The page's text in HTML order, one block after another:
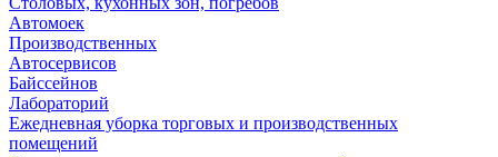
Автомоек
Производственных
Автосервисов
Байссейнов
Лабораторий
Ежедневная уборка торговых и производственных
помещений